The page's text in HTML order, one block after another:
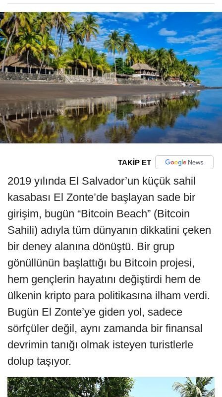
TAKİP ET
2019 yılında El Salvador’un küçük sahil
kasabası El Zonte’de başlayan sade bir
girişim, bugün “Bitcoin Beach” (Bitcoin
Sahili) adıyla tüm dünyanın dikkatini çeken
bir deney alanına dönüştü. Bir grup
gönüllünün başlattığı bu Bitcoin projesi,
hem gençlerin hayatını değiştirdi hem de
ülkenin kripto para politikasına ilham verdi.
Bugün El Zonte’ye giden yol, sadece
sörfçüler değil, aynı zamanda bir finansal
devrimin tanığı olmak isteyen turistlerle
dolup taşıyor.